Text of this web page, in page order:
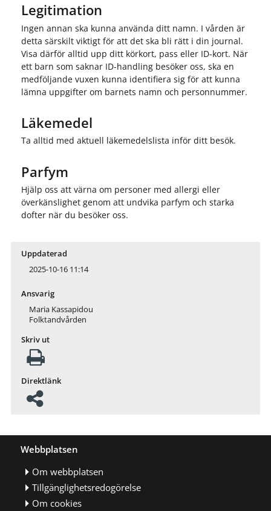
Legitimation
Ingen annan ska kunna använda ditt namn. I vården är
detta särskilt viktigt för att det ska bli rätt i din journal.
Visa därför alltid upp ditt körkort, pass eller ID-kort. När
ett barn som saknar ID-handling besöker oss, ska en
medföljande vuxen kunna identifiera sig för att kunna
lämna uppgifter om barnets namn och personnummer.
Läkemedel
Ta alltid med aktuell läkemedelslista inför ditt besök.
Parfym
Hjälp oss att värna om personer med allergi eller
överkänslighet genom att undvika parfym och starka
dofter när du besöker oss.
Uppdaterad
2025-10-16 11:14
Ansvarig
Maria Kassapidou
Folktandvården
Skriv ut
Direktlänk
Webbplatsen
Om webbplatsen
Tillgänglighetsredogörelse
Om cookies